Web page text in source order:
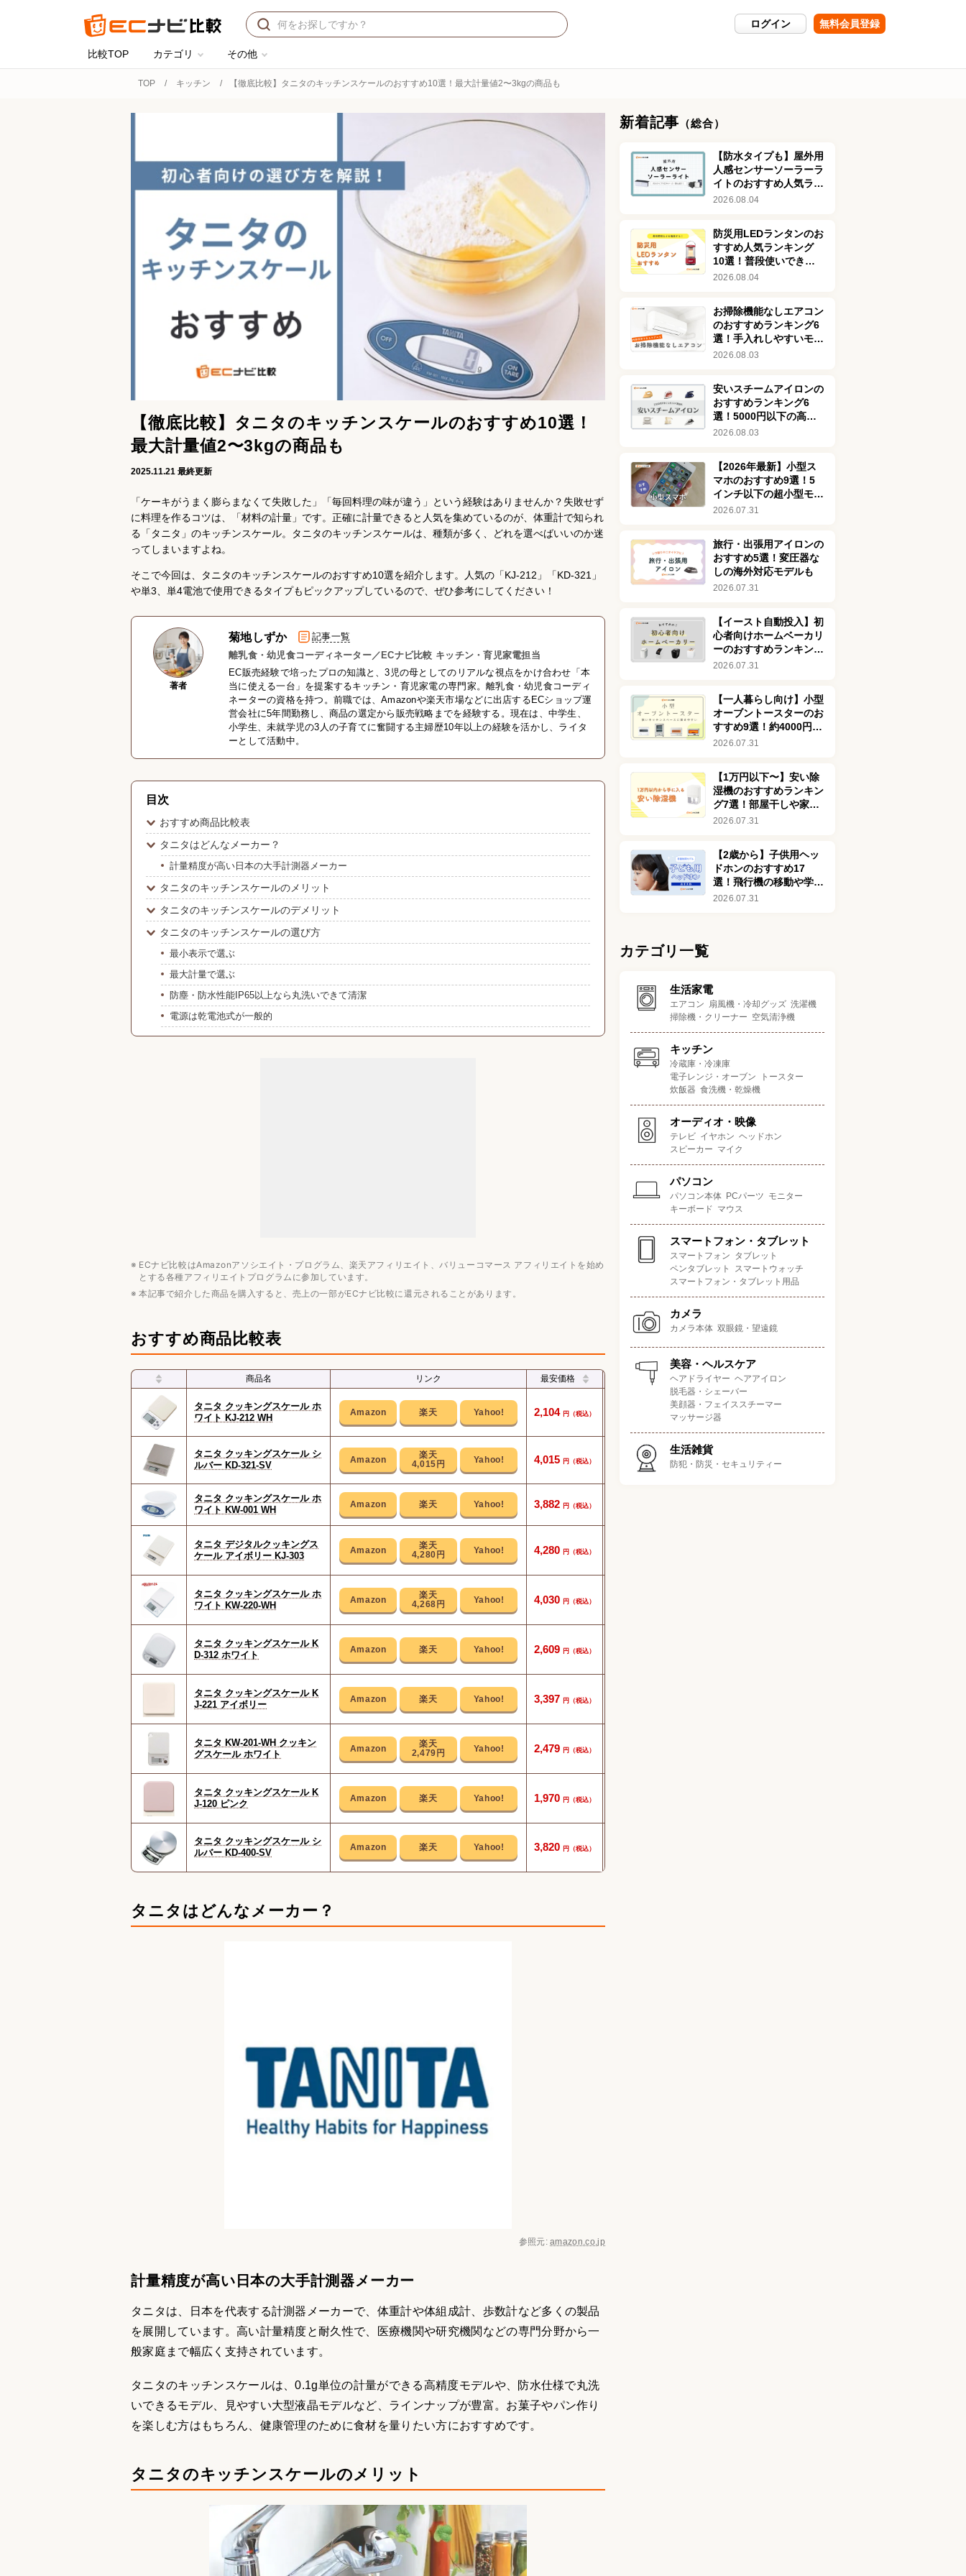
ログイン 無料会員登録
比較TOP カテゴリ その他
TOP キッチン 【徹底比較】タニタのキッチンスケールのおすすめ10選！最大計量値2〜3kgの商品も
【徹底比較】タニタのキッチンスケールのおすすめ10選！
最大計量値2〜3kgの商品も
2025.11.21 最終更新
「ケーキがうまく膨らまなくて失敗した」「毎回料理の味が違う」という経験はありませんか？失敗せず
に料理を作るコツは、「材料の計量」です。正確に計量できると人気を集めているのが、体重計で知られ
る「タニタ」のキッチンスケール。タニタのキッチンスケールは、種類が多く、どれを選べばいいのか迷
ってしまいますよね。
そこで今回は、タニタのキッチンスケールのおすすめ10選を紹介します。人気の「KJ-212」「KD-321」
や単3、単4電池で使用できるタイプもピックアップしているので、ぜひ参考にしてください！
著者
菊地しずか
記事一覧
離乳食・幼児食コーディネーター／ECナビ比較 キッチン・育児家電担当
EC販売経験で培ったプロの知識と、3児の母としてのリアルな視点をかけ合わせ「本
当に使える一台」を提案するキッチン・育児家電の専門家。離乳食・幼児食コーディ
ネーターの資格を持つ。前職では、Amazonや楽天市場などに出店するECショップ運
営会社に5年間勤務し、商品の選定から販売戦略までを経験する。現在は、中学生、
小学生、未就学児の3人の子育てに奮闘する主婦歴10年以上の経験を活かし、ライタ
ーとして活動中。
目次
おすすめ商品比較表
タニタはどんなメーカー？
計量精度が高い日本の大手計測器メーカー
タニタのキッチンスケールのメリット
タニタのキッチンスケールのデメリット
タニタのキッチンスケールの選び方
最小表示で選ぶ
最大計量で選ぶ
防塵・防水性能IP65以上なら丸洗いできて清潔
電源は乾電池式が一般的
便利な機能で選ぶ
ECナビ比較はAmazonアソシエイト・プログラム、楽天アフィリエイト、バリューコマース アフィリエイトを始め
とする各種アフィリエイトプログラムに参加しています。
本記事で紹介した商品を購入すると、売上の一部がECナビ比較に還元されることがあります。
おすすめ商品比較表
商品名 リンク 最安価格 ポイント 最大計量値
タニタ クッキングスケール ホ
ワイト KJ-212 WH
2,104
水や牛乳を量るのに便利なmlモ
ード搭載
タニタ クッキングスケール シ
ルバー KD-321-SV
4,015円 4,015
最大計量値3kgでホームベーカリ
ーを使う方にぴったり
3kg
タニタ クッキングスケール ホ
ワイト KW-001 WH
3,882
タニタ デジタルクッキングス
ケール アイボリー KJ-303
4,280円 4,280
タニタ クッキングスケール ホ
ワイト KW-220-WH
4,268円 4,030
タニタ クッキングスケール K
D-312 ホワイト
2,609
タニタ クッキングスケール K
J-221 アイボリー
3,397
タニタ KW-201-WH クッキン
グスケール ホワイト
2,479円 2,479
タニタ クッキングスケール K
J-120 ピンク
1,970
タニタ クッキングスケール シ
ルバー KD-400-SV
3,820
タニタはどんなメーカー？
参照元:amazon.co.jp
計量精度が高い日本の大手計測器メーカー
タニタは、日本を代表する計測器メーカーで、体重計や体組成計、歩数計など多くの製品
を展開しています。高い計量精度と耐久性で、医療機関や研究機関などの専門分野から一
般家庭まで幅広く支持されています。
タニタのキッチンスケールは、0.1g単位の計量ができる高精度モデルや、防水仕様で丸洗
いできるモデル、見やすい大型液晶モデルなど、ラインナップが豊富。お菓子やパン作り
を楽しむ方はもちろん、健康管理のために食材を量りたい方におすすめです。
タニタのキッチンスケールのメリット
新着記事 （総合）
【防水タイプも】屋外用
人感センサーソーラーラ
イトのおすすめ人気ラン
キング8選！おしゃれな
2026.08.04
防災用LEDランタンのお
すすめ人気ランキング
10選！普段使いできる
おしゃれな商品も
2026.08.04
お掃除機能なしエアコン
のおすすめランキング6
選！手入れしやすいモデ
ルを紹介
2026.08.03
安いスチームアイロンの
おすすめランキング6
選！5000円以下の高コ
スパ商品を厳選
2026.08.03
【2026年最新】小型ス
マホのおすすめ9選！5
インチ以下の超小型モデ
ルを厳選してご紹介
2026.07.31
旅行・出張用アイロンの
おすすめ5選！変圧器な
しの海外対応モデルも
2026.07.31
【イースト自動投入】初
心者向けホームベーカリ
ーのおすすめランキング
76選！安い商品も
2026.07.31
【一人暮らし向け】小型
オーブントースターのお
すすめ9選！約4000円で
買える安い商品も
2026.07.31
【1万円以下〜】安い除
湿機のおすすめランキン
グ7選！部屋干しや家電
の劣化を防ぐ効果も解説
2026.07.31
【2歳から】子供用ヘッ
ドホンのおすすめ17
選！飛行機の移動や学習
に適したモデルを厳選
2026.07.31
カテゴリ一覧
生活家電
エアコン 扇風機・冷却グッズ 洗濯機
掃除機・クリーナー 空気清浄機
キッチン
冷蔵庫・冷凍庫
電子レンジ・オーブン
トースター
炊飯器 食洗機・乾燥機
オーディオ・映像
テレビ イヤホン ヘッドホン
スピーカー マイク
パソコン
パソコン本体 PCパーツ モニター
キーボード マウス
スマートフォン・タブレット
スマートフォン タブレット
ペンタブレット
スマートウォッチ
スマートフォン・タブレット用品
カメラ
カメラ本体 双眼鏡・望遠鏡
美容・ヘルスケア
ヘアドライヤー ヘアアイロン
脱毛器・シェーバー
美顔器・フェイススチーマー
マッサージ器
生活雑貨
防犯・防災・セキュリティー